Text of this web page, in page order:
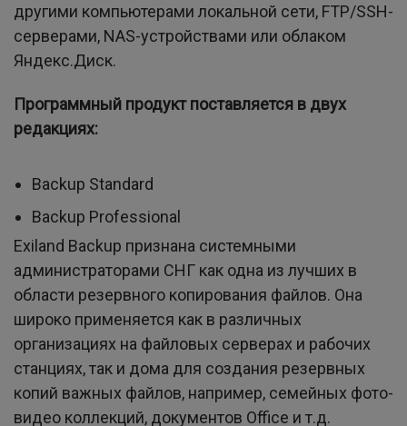
другими компьютерами локальной сети, FTP/SSH-
серверами, NAS-устройствами или облаком
Яндекс.Диск.
Программный продукт поставляется в двух
редакциях:
Backup Standard
Backup Professional
Exiland Backup признана системными
администраторами СНГ как одна из лучших в
области резервного копирования файлов. Она
широко применяется как в различных
организациях на файловых серверах и рабочих
станциях, так и дома для создания резервных
копий важных файлов, например, семейных фото-
видео коллекций, документов Office и т.д.